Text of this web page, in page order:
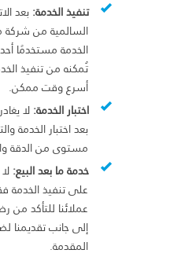
تنفيذ الخدمة:بعد
السالمية من
الخدمة مستخدمًا
تُمكنه من تنفيذ
أسرع وقت ممكن.
اختبار الخدمة:لا
بعد اختبار الخدمة
مستوى من الدقة
خدمة ما بعد البيع:
على تنفيذ الخدمة
عملائنا للتأكد من
إلى جانب تقديمنا
المقدمة.